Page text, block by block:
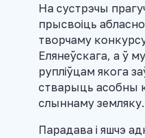
На сустрэчы
прысвоіць
творчаму
Елянеўскага, а ў
рупліўцам якога
стварыць асобны
слыннаму земляку.
Парадава і яшчэ